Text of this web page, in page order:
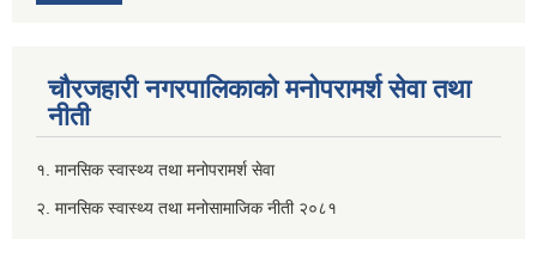
चौरजहारी नगरपालिकाको मनोपरामर्श सेवा तथा
नीती
१. मानसिक स्वास्थ्य तथा मनोपरामर्श सेवा
२. मानसिक स्वास्थ्य तथा मनोसामाजिक नीती २०८१